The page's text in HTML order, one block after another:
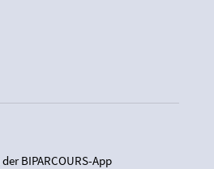
BIPARCOURS-App